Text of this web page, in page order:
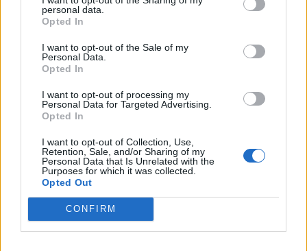
personal data.
Opted In
I want to opt-out of the Sale of my
Personal Data.
Opted In
I want to opt-out of processing my
Personal Data for Targeted Advertising.
Opted In
I want to opt-out of Collection, Use,
Retention, Sale, and/or Sharing of my
Personal Data that Is Unrelated with the
Purposes for which it was collected.
Opted Out
CONFIRM
In evidenza